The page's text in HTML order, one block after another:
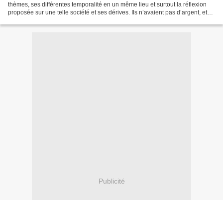
thèmes, ses différentes temporalité en un même lieu et surtout la réflexion
proposée sur une telle société et ses dérives. Ils n’avaient pas d’argent, et
Publicité